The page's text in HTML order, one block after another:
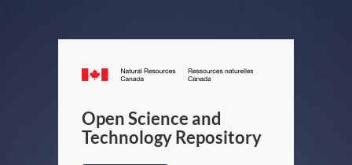
Canada.ca
/
Canada
Open Science and
Technology Repository